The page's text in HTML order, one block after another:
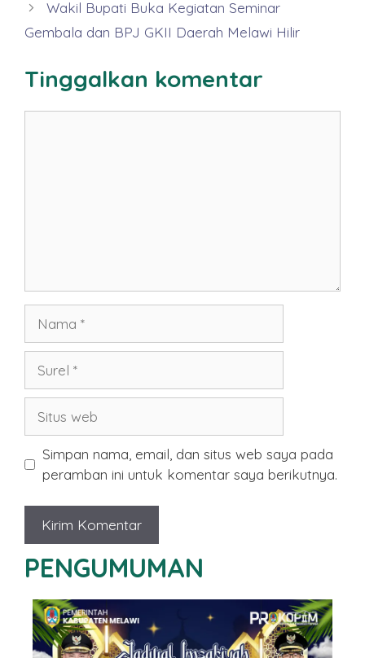
Wakil Bupati Buka Kegiatan Seminar
Gembala dan BPJ GKII Daerah Melawi Hilir
Tinggalkan komentar
web
Simpan nama, email, dan situs web saya pada
peramban ini untuk komentar saya berikutnya.
PENGUMUMAN